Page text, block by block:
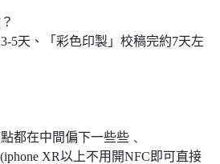
5天、「彩色印製」校稿完約7天左
都在中間偏下一些些﹑
XR以上不用開NFC即可直接